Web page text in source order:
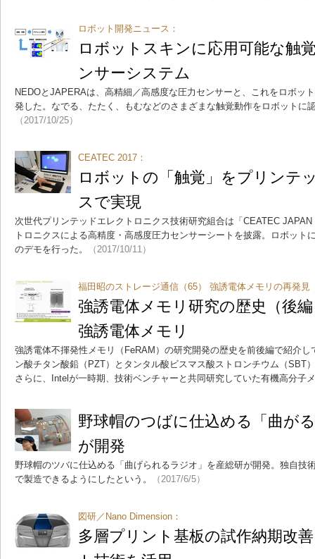
ロボット開発ニュース：
ロボットスキンに応用可能な触
ンサーシステム
NEDOとJAPERAは、高精細／高感度な圧力センサーと、これをロボッ
発した。なでる、たたく、もむなどのさまざまな触覚動作をロボットに
（2017/10/25）
CEATEC 2017：
ロボットの「触覚」をプリンテ
スで実現
次世代プリンテッドエレクトロニクス技術研究組合は「CEATEC
トロニクスによる高精度・高感度圧力センサーシートを披露。ロボット
のデモを行った。
（2017/10/11）
福田昭のストレージ通信（65） 強誘電体メモリの再発見
強誘電体メモリ研究の歴史（後
強誘電体メモリ
強誘電体不揮発性メモリ（FeRAM）の研究開発の歴史を前後編で紹介
ン酸チタン酸鉛（PZT）とタンタル酸ビスマス酸ストロンチウム（SBT
さらに、Intelが一時期、技術ベンチャーと共同研究していた有機高分子
野球帽のつばに仕込める「曲が
が開発
野球帽のツバに仕込める「曲げられるラジオ」を産総研が開発。独自技
で製造できるようにしたという。
（2017/6/5）
図研／Nano Dimension：
多層プリント基板の試作納期改